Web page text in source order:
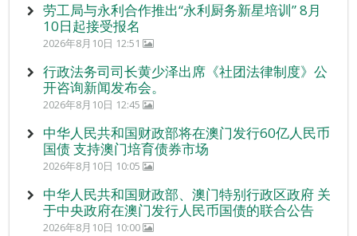
劳工局与永利合作推出“永利厨务新星培训” 8月
10日起接受报名
2026年8月10日 12:51
行政法务司司长黄少泽出席《社团法律制度》公
开咨询新闻发布会。
2026年8月10日 12:45
中华人民共和国财政部将在澳门发行60亿人民币
国债 支持澳门培育债券市场
2026年8月10日 10:05
中华人民共和国财政部、澳门特别行政区政府 关
于中央政府在澳门发行人民币国债的联合公告
2026年8月10日 10:00